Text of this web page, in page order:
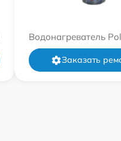
Водонагреватель
Заказать